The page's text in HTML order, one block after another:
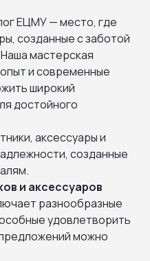
ЕЦМУ — место, где
созданные с заботой
мастерская
и современные
широкий
достойного
аксессуары и
созданные
и аксессуаров
разнообразные
удовлетворить
можно